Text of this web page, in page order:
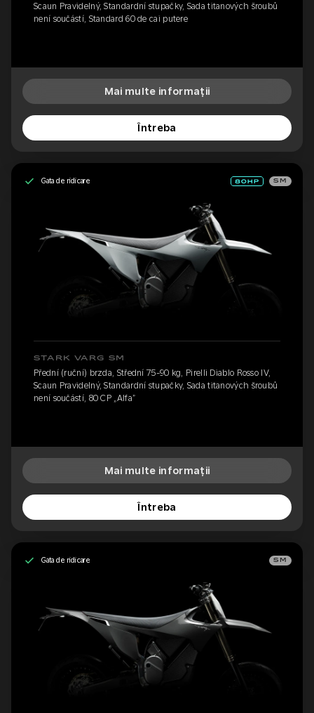
Scaun Pravidelný, Standardní stupačky, Sada titanových šroubů
není součástí, Standard 60 de cai putere
Mai multe informații
Întreba
Gata de ridicare SM
STARK VARG SM
Přední (ruční) brzda, Střední 75-90 kg, Pirelli Diablo Rosso IV,
Scaun Pravidelný, Standardní stupačky, Sada titanových šroubů
není součástí, 80 CP „Alfa”
Mai multe informații
Întreba
Gata de ridicare SM